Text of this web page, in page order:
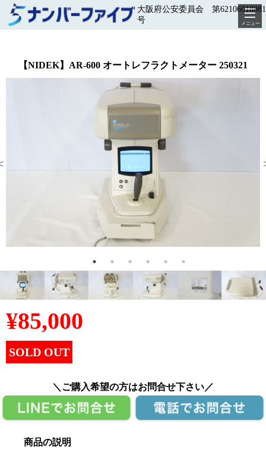
大阪府公安委員会 第
号
メニュー
【NIDEK】AR-600 オートレフラクトメーター 250321
¥85,000
SOLD OUT
＼ご購入希望の方はお問合せ下さい／
商品の説明